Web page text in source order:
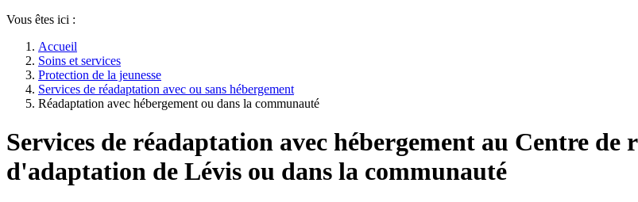
Vous êtes ici :
Accueil
Soins et services
Protection de la jeunesse
Services de réadaptation avec ou sans hébergement
Réadaptation avec hébergement ou dans la communauté
Services de réadaptation avec hébergement au Centre
d'adaptation de Lévis ou dans la communauté